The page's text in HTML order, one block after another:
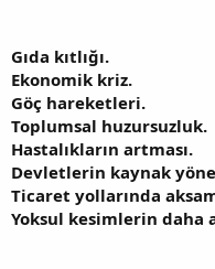
Gıda kıtlığı.
Ekonomik kriz.
Göç hareketleri.
Toplumsal huzursuzluk.
Hastalıkların artması.
Devletlerin kaynak
Ticaret yollarında
Yoksul kesimlerin daha